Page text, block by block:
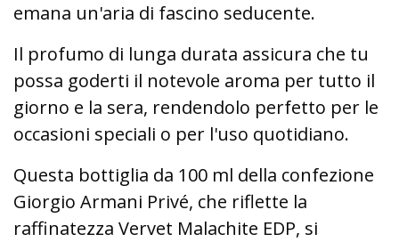
emana un'aria di fascino seducente.
Il profumo di lunga durata assicura che tu
possa goderti il notevole aroma per tutto il
giorno e la sera, rendendolo perfetto per le
occasioni speciali o per l'uso quotidiano.
Questa bottiglia da 100 ml della confezione
Giorgio Armani Privé, che riflette la
raffinatezza Vervet Malachite EDP, si